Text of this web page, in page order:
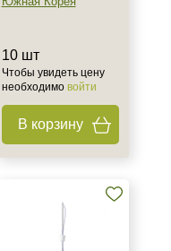
10 шт
Чтобы увидеть цену
необходимо войти
В корзину